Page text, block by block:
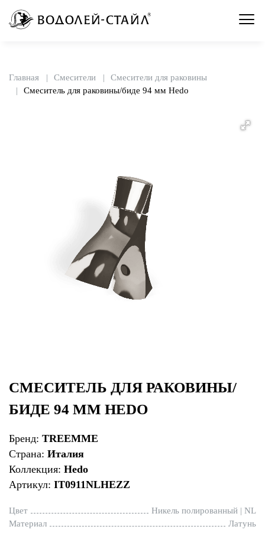
Главная Смесители
Смесители для раковины
Смеситель для раковины/биде 94 мм Hedo
СМЕСИТЕЛЬ ДЛЯ РАКОВИНЫ/
БИДЕ 94 ММ HEDO
Бренд: TREEMME
Страна: Италия
Коллекция: Hedo
Артикул: IT0911NLHEZZ
Цвет
Никель полированный | NL
Материал
Латунь